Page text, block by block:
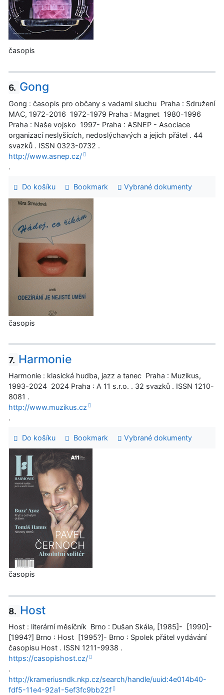
časopis
6. Gong
Gong : časopis pro občany s vadami sluchu Praha : Sdružení
MAC, 1972-2016 1972-1979 Praha : Magnet 1980-1996
Praha : Naše vojsko 1997- Praha : ASNEP - Asociace
organizací neslyšících, nedoslýchavých a jejich přátel . 44
svazků . ISSN 0323-0732 .
http://www.asnep.cz/
.
Do košíku Bookmark Vybrané dokumenty
časopis
7. Harmonie
Harmonie : klasická hudba, jazz a tanec Praha : Muzikus,
1993-2024 2024 Praha : A 11 s.r.o. . 32 svazků . ISSN 1210-
8081 .
http://www.muzikus.cz
.
Do košíku Bookmark Vybrané dokumenty
časopis
8. Host
Host : literární měsíčník Brno : Dušan Skála, [1985]- [1990]-
[1994?] Brno : Host [1995?]- Brno : Spolek přátel vydávání
časopisu Host . ISSN 1211-9938 .
https://casopishost.cz/
.
http://krameriusndk.nkp.cz/search/handle/uuid:4e014b40-
fdf5-11e4-92a1-5ef3fc9bb22f